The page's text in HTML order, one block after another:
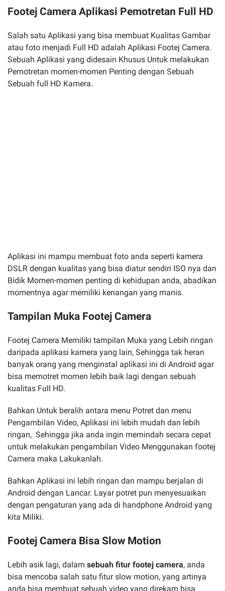
Footej Camera Aplikasi Pemotretan Full HD
Salah satu Aplikasi yang bisa membuat Kualitas Gambar
atau foto menjadi Full HD adalah Aplikasi Footej Camera.
Sebuah Aplikasi yang didesain Khusus Untuk melakukan
Pemotretan momen-momen Penting dengan Sebuah
Sebuah full HD Kamera.
Aplikasi ini mampu membuat foto anda seperti kamera
DSLR dengan kualitas yang bisa diatur sendiri ISO nya dan
Bidik Momen-momen penting di kehidupan anda, abadikan
momentnya agar memiliki kenangan yang manis.
Tampilan Muka Footej Camera
Footej Camera Memiliki tampilan Muka yang Lebih ringan
daripada aplikasi kamera yang lain, Sehingga tak heran
banyak orang yang menginstal aplikasi ini di Android agar
bisa memotret momen lebih baik lagi dengan sebuah
kualitas Full HD.
Bahkan Untuk beralih antara menu Potret dan menu
Pengambilan Video, Aplikasi ini lebih mudah dan lebih
ringan, Sehingga jika anda ingin memindah secara cepat
untuk melakukan pengambilan Video Menggunakan footej
Camera maka Lakukanlah.
Bahkan Aplikasi ini lebih ringan dan mampu berjalan di
Android dengan Lancar. Layar potret pun menyesuaikan
dengan pengaturan yang ada di handphone Android yang
kita Miliki.
Footej Camera Bisa Slow Motion
Lebih asik lagi, dalam sebuah fitur footej camera, anda
bisa mencoba salah satu fitur slow motion, yang artinya
anda bisa membuat sebuah video yang direkam bisa